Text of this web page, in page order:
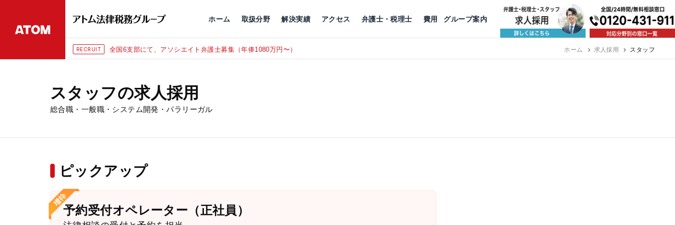
ホーム 取扱分野
公益活動
解決実績 アクセス
京都 神戸 福岡
弁護士・税理士 費用 グループ案内
RECRUIT 全国6支部にて、アソシエイト弁護士募集（年俸1080万円〜） 東京にて、相談予約スタッフ募集（月給38万以上）
スタッフの求人採用
総合職・一般職・システム開発・パラリーガル
ピックアップ
予約受付オペレーター（正社員）
ホーム 求人採用 スタッフ